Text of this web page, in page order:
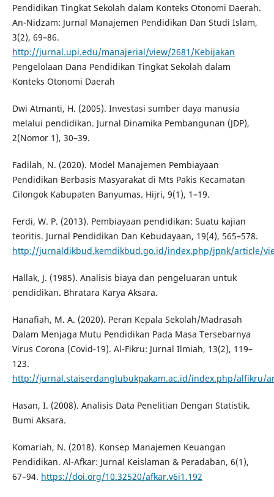
Pendidikan Tingkat Sekolah dalam Konteks Otonomi Daerah.
An-Nidzam: Jurnal Manajemen Pendidikan Dan Studi Islam,
3(2), 69–86.
http://jurnal.upi.edu/manajerial/view/2681/Kebijakan
Pengelolaan Dana Pendidikan Tingkat Sekolah dalam
Konteks Otonomi Daerah
Dwi Atmanti, H. (2005). Investasi sumber daya manusia
melalui pendidikan. Jurnal Dinamika Pembangunan (JDP),
2(Nomor 1), 30–39.
Fadilah, N. (2020). Model Manajemen Pembiayaan
Pendidikan Berbasis Masyarakat di Mts Pakis Kecamatan
Cilongok Kabupaten Banyumas. Hijri, 9(1), 1–19.
Ferdi, W. P. (2013). Pembiayaan pendidikan: Suatu kajian
teoritis. Jurnal Pendidikan Dan Kebudayaan, 19(4), 565–578.
http://jurnaldikbud.kemdikbud.go.id/index.php/jpnk/article/
Hallak, J. (1985). Analisis biaya dan pengeluaran untuk
pendidikan. Bhratara Karya Aksara.
Hanafiah, M. A. (2020). Peran Kepala Sekolah/Madrasah
Dalam Menjaga Mutu Pendidikan Pada Masa Tersebarnya
Virus Corona (Covid-19). Al-Fikru: Jurnal Ilmiah, 13(2), 119–
123.
http://jurnal.staiserdanglubukpakam.ac.id/index.php/alfikru/
Hasan, I. (2008). Analisis Data Penelitian Dengan Statistik.
Bumi Aksara.
Komariah, N. (2018). Konsep Manajemen Keuangan
Pendidikan. Al-Afkar: Jurnal Keislaman & Peradaban, 6(1),
67–94. https://doi.org/10.32520/afkar.v6i1.192